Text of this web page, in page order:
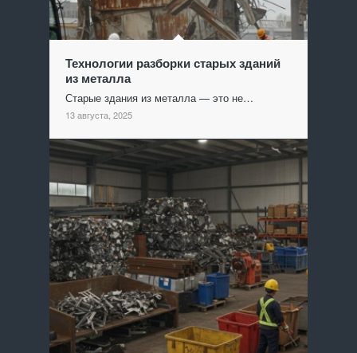
Технологии разборки старых зданий
из металла
Старые здания из металла — это не…
13 августа, 2025